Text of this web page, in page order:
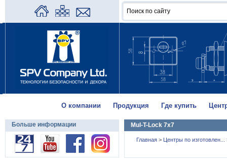
О компании Продукция Где купить
Mul-T-Lock 7x7
Главная > Центры по изготовлен...
Больше информации